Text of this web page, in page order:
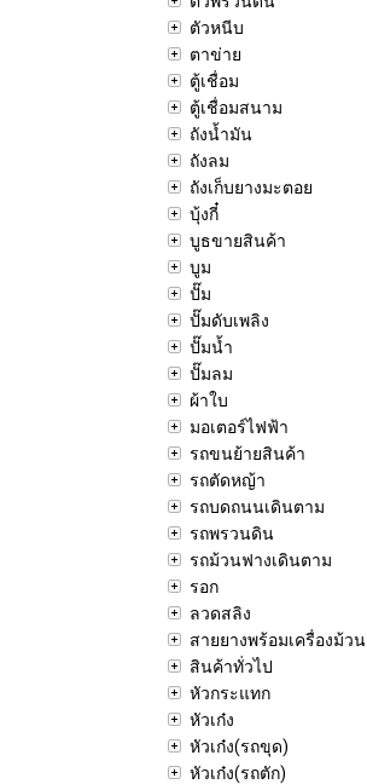
ตัวหนีบ
ตาข่าย
ตู้เชื่อม
ตู้เชื่อมสนาม
ถังน้ำมัน
ถังลม
ถังเก็บยางมะตอย
บุ้งกี๋
บูธขายสินค้า
บูม
ปั๊ม
ปั๊มดับเพลิง
ปั๊มน้ำ
ปั๊มลม
ผ้าใบ
มอเตอร์ไฟฟ้า
รถขนย้ายสินค้า
รถตัดหญ้า
รถบดถนนเดินตาม
รถพรวนดิน
รถม้วนฟางเดินตาม
รอก
ลวดสลิง
สายยางพร้อมเครื่องม้วน
สินค้าทั่วไป
หัวกระแทก
หัวเก๋ง
หัวเก๋ง(รถขุด)
หัวเก๋ง(รถตัก)